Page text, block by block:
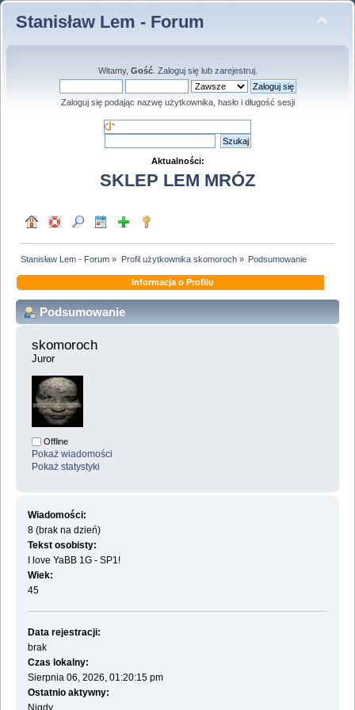
Stanisław Lem - Forum
Witamy, Gość. Zaloguj sięlub zarejestruj.
Zaloguj się podając nazwę użytkownika, hasło i długość sesji
Aktualności:
SKLEP LEM MRÓZ
Stanisław Lem - Forum » Profil użytkownika skomoroch» Podsumowanie
Informacja o Profilu
Podsumowanie
skomoroch
Juror
Offline
Pokaż wiadomości
Pokaż statystyki
Wiadomości:
8 (brak na dzień)
Tekst osobisty:
I love YaBB 1G - SP1!
Wiek:
45
Data rejestracji:
brak
Czas lokalny:
Sierpnia 06, 2026, 01:20:15 pm
Ostatnio aktywny:
Nigdy